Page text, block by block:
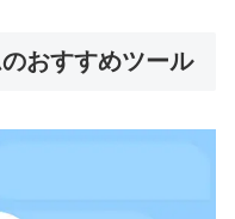
おすすめツール